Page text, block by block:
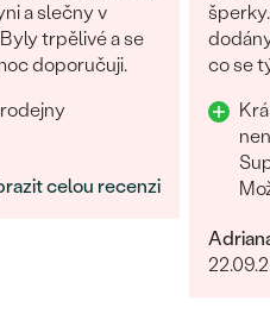
a slečny v
trpělivé a se
doporučuji.
celou recenzi
co se týče vstřícného